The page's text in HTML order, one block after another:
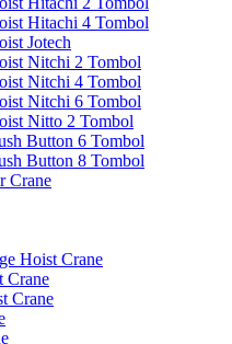
Hitachi 4 Tombol
Jotech
Nitchi 2 Tombol
Nitchi 4 Tombol
Nitchi 6 Tombol
Nitto 2 Tombol
Button 6 Tombol
Button 8 Tombol
Crane
Hoist Crane
Crane
Crane